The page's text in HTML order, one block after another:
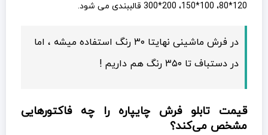
120*80، 100*150، 200*300 قالببندی می شود.
در فرش ماشینی نهایتا ۳۰ رنگ استفاده میشه ، اما
در دستباف تا ۳۵۰ رنگ هم داریم !
قیمت تابلو فرش چایپاره را چه فاکتورهایی
مشخص می‌کند؟